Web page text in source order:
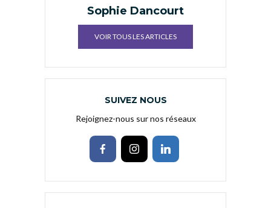
Sophie Dancourt
VOIR TOUS LES ARTICLES
SUIVEZ NOUS
Rejoignez-nous sur nos réseaux